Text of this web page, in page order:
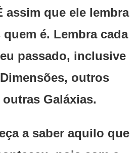
assim que ele lembra
quem é. Lembra cada
passado, inclusive
outros
outras Galáxias.
a saber aquilo que